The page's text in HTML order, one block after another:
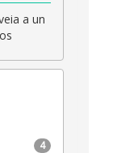
a un
4